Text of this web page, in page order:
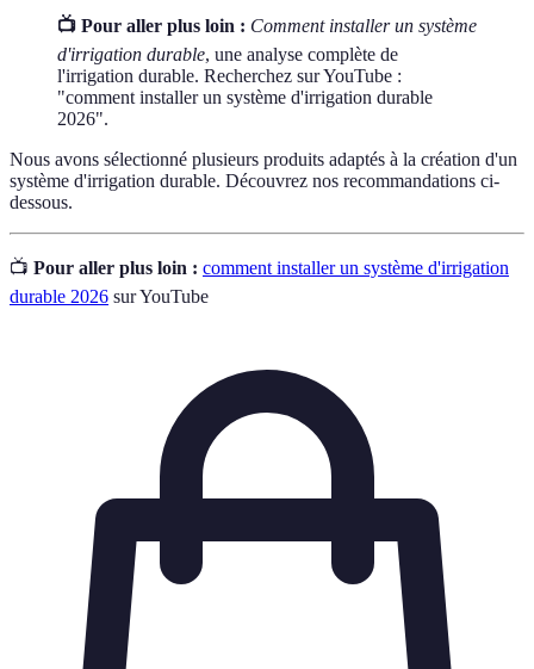
📺 Pour aller plus loin : Comment installer un système
d'irrigation durable, une analyse complète de
l'irrigation durable. Recherchez sur YouTube :
"comment installer un système d'irrigation durable
2026".
Nous avons sélectionné plusieurs produits adaptés à la création d'un
système d'irrigation durable. Découvrez nos recommandations ci-
dessous.
📺 Pour aller plus loin : comment installer un système d'irrigation
durable 2026 sur YouTube